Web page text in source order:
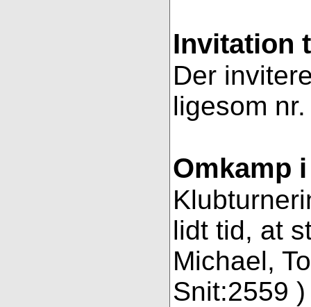
Invitation
Der
ligesom
Omkamp
lidt tid, at
Michael,
Snit:2559